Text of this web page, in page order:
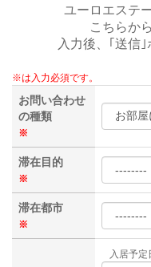
ユーロエステ
こちらか
入力後、｢送信｣
※は入力必須です。
お問い合わせ
の種類
※
滞在目的
※
滞在都市
※
入居予定